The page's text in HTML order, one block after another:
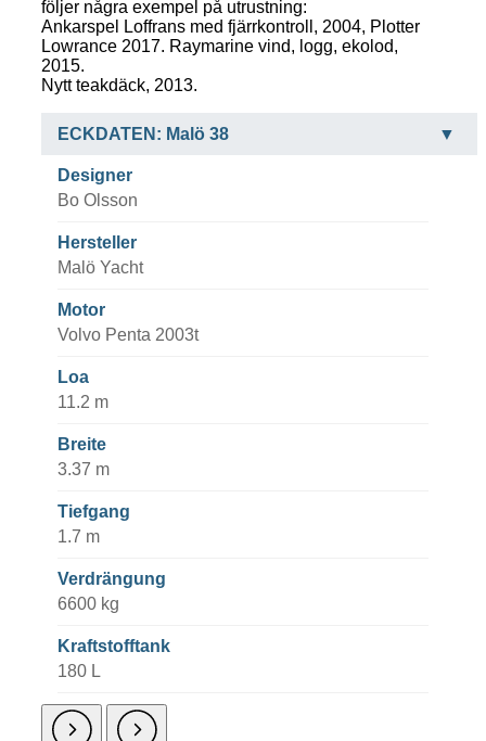
följer några exempel på utrustning:
Ankarspel Loffrans med fjärrkontroll, 2004, Plotter
Lowrance 2017. Raymarine vind, logg, ekolod,
2015.
Nytt teakdäck, 2013.
ECKDATEN: Malö 38
Designer
Bo Olsson
Hersteller
Malö Yacht
Motor
Volvo Penta 2003t
Loa
11.2 m
Breite
3.37 m
Tiefgang
1.7 m
Verdrängung
6600 kg
Kraftstofftank
180 L